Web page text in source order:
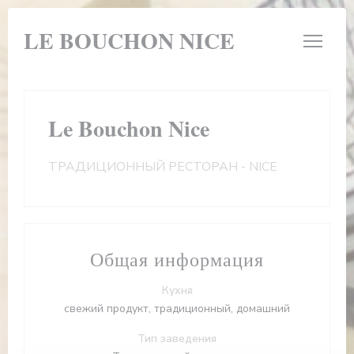
Панель управления cookies
LE BOUCHON NICE
Le Bouchon Nice
ТРАДИЦИОННЫЙ РЕСТОРАН - NICE
Общая информация
Кухня
свежий продукт, традиционный, домашний
Тип заведения